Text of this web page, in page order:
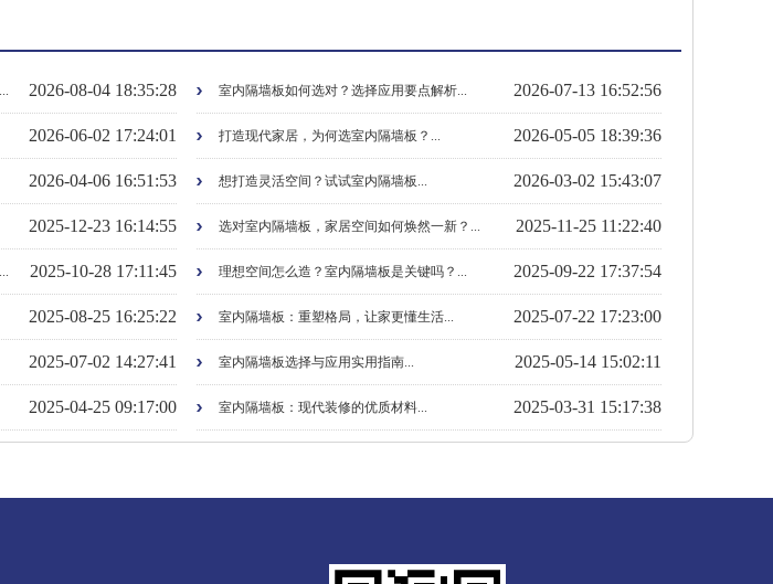
2026-08-04 18:35:28 2026-07-13 16:52:56
室内隔墙板如何选对？选择应用要点解析...
2026-06-02 17:24:01 2026-05-05 18:39:36
打造现代家居，为何选室内隔墙板？...
2026-04-06 16:51:53 2026-03-02 15:43:07
想打造灵活空间？试试室内隔墙板...
2025-12-23 16:14:55 2025-11-25 11:22:40
选对室内隔墙板，家居空间如何焕然一新？...
2025-10-28 17:11:45 2025-09-22 17:37:54
理想空间怎么造？室内隔墙板是关键吗？...
2025-08-25 16:25:22 2025-07-22 17:23:00
室内隔墙板：重塑格局，让家更懂生活...
2025-07-02 14:27:41 2025-05-14 15:02:11
室内隔墙板选择与应用实用指南...
2025-04-25 09:17:00 2025-03-31 15:17:38
室内隔墙板：现代装修的优质材料...